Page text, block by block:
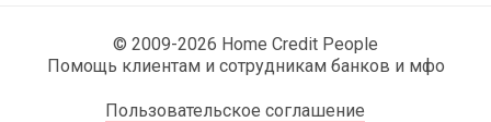
© 2009-2026 Home Credit People
Помощь клиентам и сотрудникам банков и мфо
Пользовательское соглашение